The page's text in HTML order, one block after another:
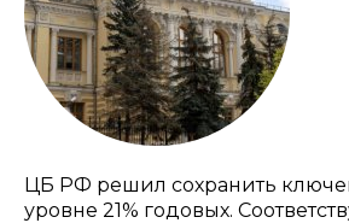
ЦБ РФ решил сохранить
уровне 21% годовых.